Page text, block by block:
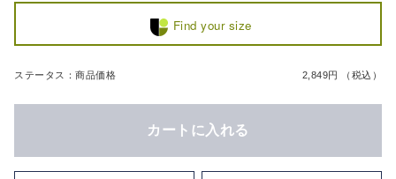
Find your size
ステータス：商品価格 2,849円 （税込）
カートに入れる